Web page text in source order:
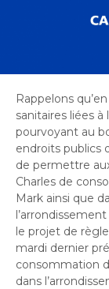
Bureau de
Bureau
Centre-ville
Cour
Cour
Office de
Office de
Politiques
Politiques
Réclamations
Vérificatrice
Vérificatrice
Rappelons
sanitaires liées
pourvoyant au
endroits publics
de permettre
Charles de
Mark ainsi que
le projet de
mardi dernier
consommation
dans